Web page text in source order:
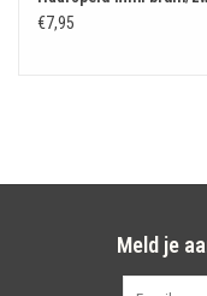
€7,95
Meld je